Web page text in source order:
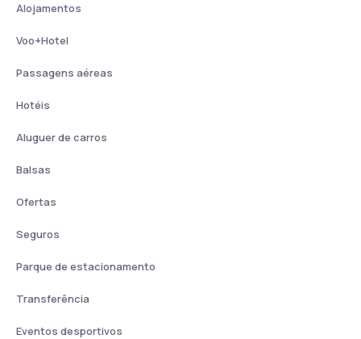
Alojamentos
Voo+Hotel
Passagens aéreas
Hotéis
Aluguer de carros
Balsas
Ofertas
Seguros
Parque de estacionamento
Transferência
Eventos desportivos